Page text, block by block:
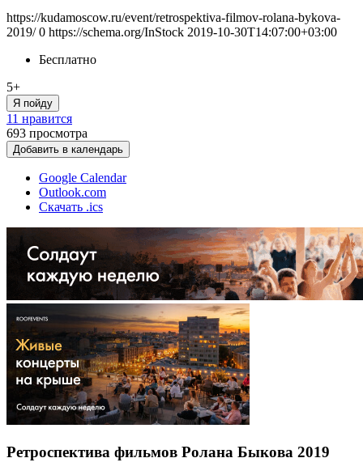
https://kudamoscow.ru/event/retrospektiva-filmov-rolana-bykova-
2019/ 0 https://schema.org/InStock 2019-10-30T14:07:00+03:00
Бесплатно
5+
Я пойду
11 нравится
693 просмотра
Добавить в календарь
Google Calendar
Outlook.com
Скачать .ics
Ретроспектива фильмов Ролана Быкова 2019